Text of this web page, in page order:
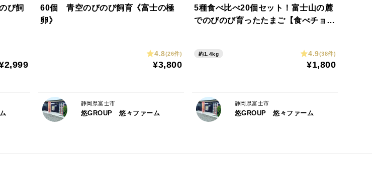
は当日毎に印字しております。
方法は10℃以下で要冷蔵にて
ーーーーーーーーーーーーーーーー
は無数の微穴より水分流入する行為は
ーとし、洗卵はしておりません。乾拭きのみと
び飼
60個 青空のびのび飼育《富士の極
卵》
4.8(26件)
¥3,800
静岡県富士市
悠GROUP 悠々ファーム
5種食べ比べ20個セット！富士山の麓
でのびのび育ったたまご【食べチョク
約1.4kg 4.9(38件)
¥1,800
静岡県富士市
悠GROUP 悠々ファーム